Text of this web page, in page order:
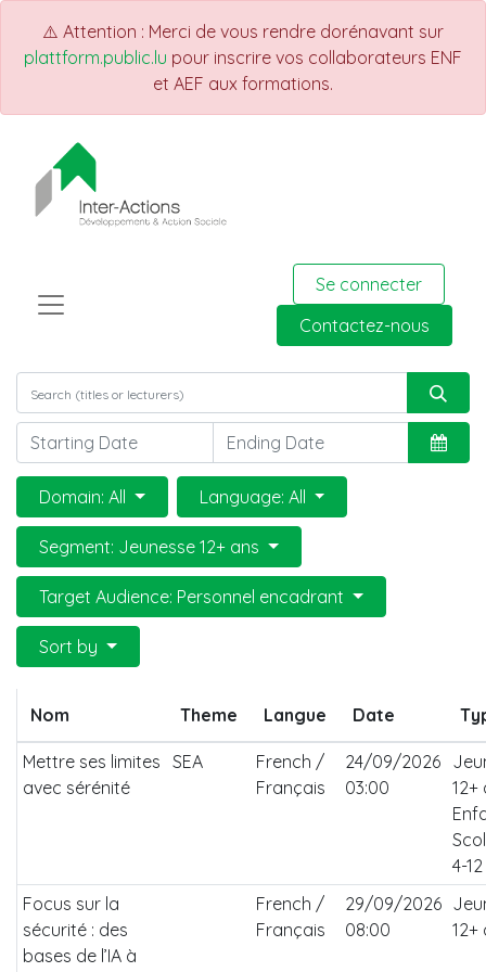
⚠️ Attention : Merci de vous rendre dorénavant sur
plattform.public.lu pour inscrire vos collaborateurs ENF
et AEF aux formations.
Se connecter
Contactez-nous
Domain: All Language: All
Segment: Jeunesse 12+ ans
Target Audience: Personnel encadrant
Sort by
Nom Theme Langue Date
Mettre ses limites
avec sérénité
SEA
French /
Français
24/09/2026
03:00
12+
4-
Focus sur la
sécurité : des
bases de l’IA à
French /
Français
29/09/2026
08:00
12+